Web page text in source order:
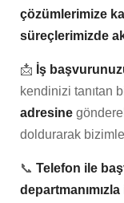
çözümlerimize
süreçlerimizde
📩 İş
kendinizi tanıtan
adresine
doldurarak
📞 Telefon ile